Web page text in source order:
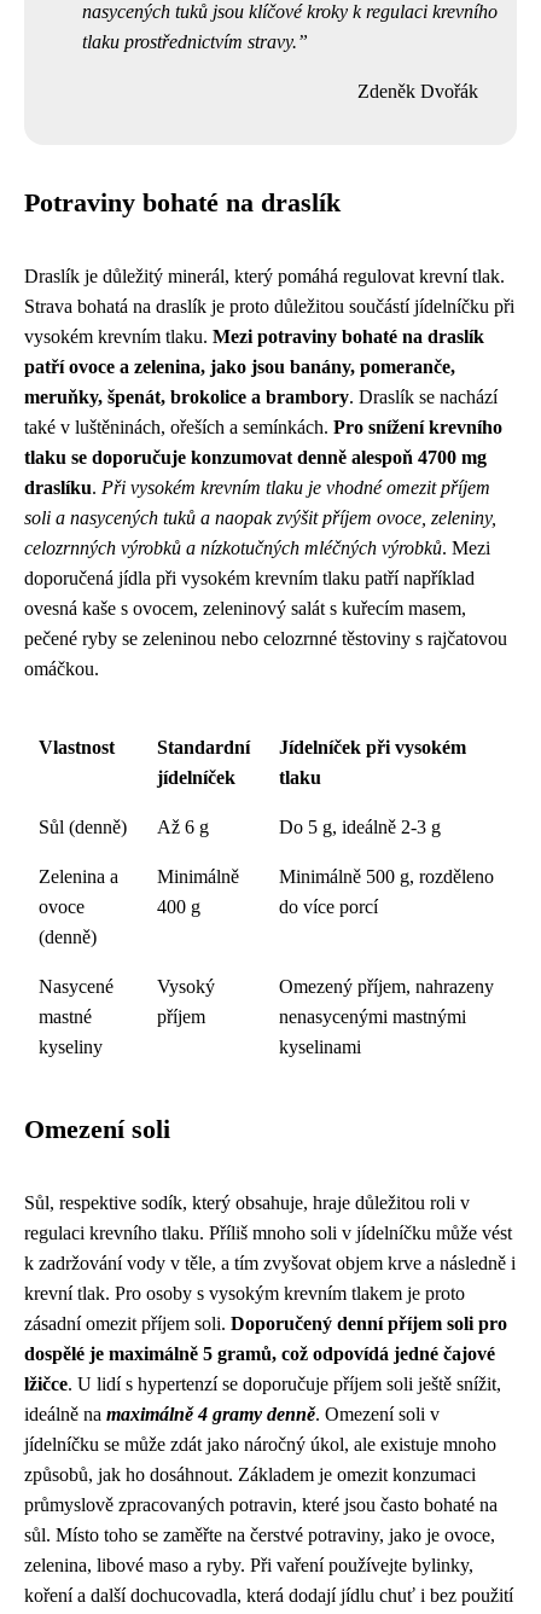
nasycených tuků jsou klíčové kroky k regulaci krevního
tlaku prostřednictvím stravy.
Zdeněk Dvořák
Potraviny bohaté na draslík
Draslík je důležitý minerál, který pomáhá regulovat krevní tlak.
Strava bohatá na draslík je proto důležitou součástí jídelníčku při
vysokém krevním tlaku. Mezi potraviny bohaté na draslík
patří ovoce a zelenina, jako jsou banány, pomeranče,
meruňky, špenát, brokolice a brambory. Draslík se nachází
také v luštěninách, ořeších a semínkách. Pro snížení krevního
tlaku se doporučuje konzumovat denně alespoň 4700 mg
draslíku. Při vysokém krevním tlaku je vhodné omezit příjem
soli a nasycených tuků a naopak zvýšit příjem ovoce, zeleniny,
celozrnných výrobků a nízkotučných mléčných výrobků. Mezi
doporučená jídla při vysokém krevním tlaku patří například
ovesná kaše s ovocem, zeleninový salát s kuřecím masem,
pečené ryby se zeleninou nebo celozrnné těstoviny s rajčatovou
omáčkou.
Vlastnost
Standardní
jídelníček
Jídelníček při vysokém
tlaku
Sůl (denně) Až 6 g Do 5 g, ideálně 2-3 g
Zelenina a
ovoce
(denně)
Minimálně
400 g
Minimálně 500 g, rozděleno
do více porcí
Nasycené
mastné
kyseliny
Vysoký
příjem
Omezený příjem, nahrazeny
nenasycenými mastnými
kyselinami
Omezení soli
Sůl, respektive sodík, který obsahuje, hraje důležitou roli v
regulaci krevního tlaku. Příliš mnoho soli v jídelníčku může vést
k zadržování vody v těle, a tím zvyšovat objem krve a následně i
krevní tlak. Pro osoby s vysokým krevním tlakem je proto
zásadní omezit příjem soli. Doporučený denní příjem soli pro
dospělé je maximálně 5 gramů, což odpovídá jedné čajové
lžičce. U lidí s hypertenzí se doporučuje příjem soli ještě snížit,
ideálně na maximálně 4 gramy denně. Omezení soli v
jídelníčku se může zdát jako náročný úkol, ale existuje mnoho
způsobů, jak ho dosáhnout. Základem je omezit konzumaci
průmyslově zpracovaných potravin, které jsou často bohaté na
sůl. Místo toho se zaměřte na čerstvé potraviny, jako je ovoce,
zelenina, libové maso a ryby. Při vaření používejte bylinky,
koření a další dochucovadla, která dodají jídlu chuť i bez použití